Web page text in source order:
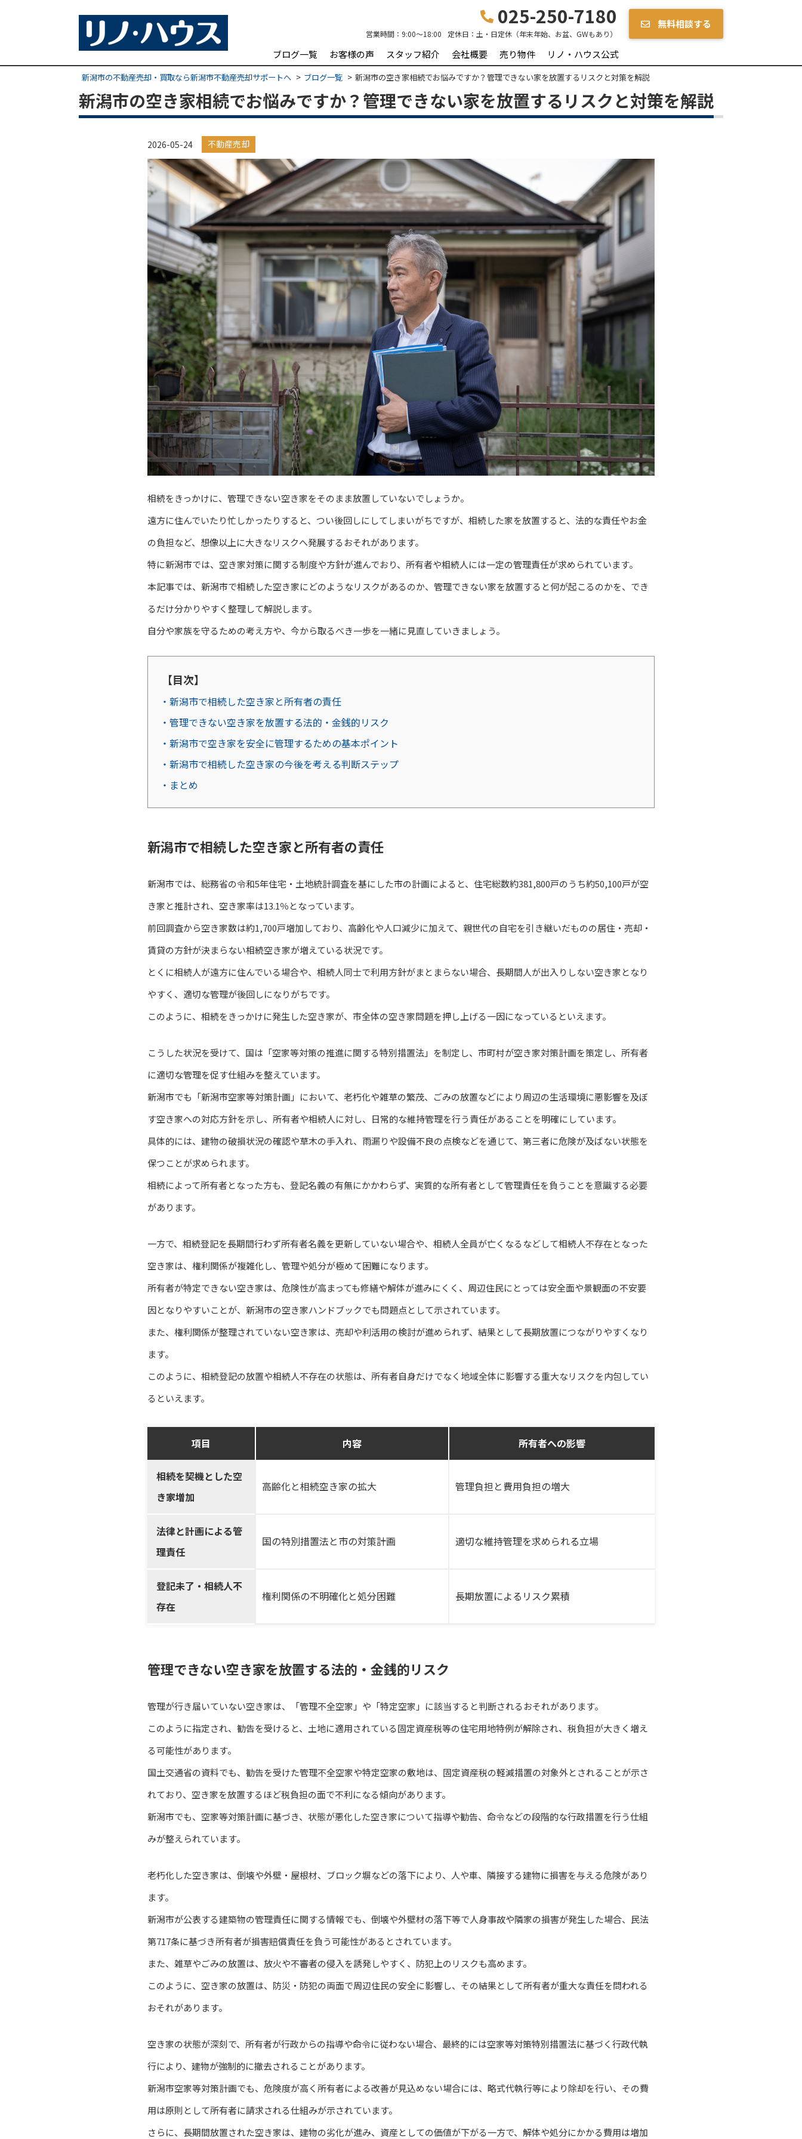
025-250-7180
営業時間： 9:00～18:00 定休日： 土・日定休（年末年始、お盆、GWもあり）
無料相談する
ブログ一覧 お客様の声 スタッフ紹介 会社概要 売り物件 リノ・ハウス公式
新潟市の不動産売却・買取なら新潟市不動産売却サポートへ ブログ一覧 新潟市の空き家相続でお悩みですか？管理できない家を放置するリスクと対策を解説
新潟市の空き家相続でお悩みですか？管理できない家を放置するリスクと対策を解説
2026-05-24 不動産売却
相続をきっかけに、管理できない空き家をそのまま放置していないでしょうか。
遠方に住んでいたり忙しかったりすると、つい後回しにしてしまいがちですが、相続した家を放置すると、法的な責任やお金
の負担など、想像以上に大きなリスクへ発展するおそれがあります。
特に新潟市では、空き家対策に関する制度や方針が進んでおり、所有者や相続人には一定の管理責任が求められています。
本記事では、新潟市で相続した空き家にどのようなリスクがあるのか、管理できない家を放置すると何が起こるのかを、でき
るだけ分かりやすく整理して解説します。
自分や家族を守るための考え方や、今から取るべき一歩を一緒に見直していきましょう。
【目次】
・新潟市で相続した空き家と所有者の責任
・管理できない空き家を放置する法的・金銭的リスク
・新潟市で空き家を安全に管理するための基本ポイント
・新潟市で相続した空き家の今後を考える判断ステップ
・まとめ
新潟市で相続した空き家と所有者の責任
新潟市では、総務省の令和5年住宅・土地統計調査を基にした市の計画によると、住宅総数約381,800戸のうち約50,100戸が空
き家と推計され、空き家率は13.1％となっています。
前回調査から空き家数は約1,700戸増加しており、高齢化や人口減少に加えて、親世代の自宅を引き継いだものの居住・売却・
賃貸の方針が決まらない相続空き家が増えている状況です。
とくに相続人が遠方に住んでいる場合や、相続人同士で利用方針がまとまらない場合、長期間人が出入りしない空き家となり
やすく、適切な管理が後回しになりがちです。
このように、相続をきっかけに発生した空き家が、市全体の空き家問題を押し上げる一因になっているといえます。
こうした状況を受けて、国は「空家等対策の推進に関する特別措置法」を制定し、市町村が空き家対策計画を策定し、所有者
に適切な管理を促す仕組みを整えています。
新潟市でも「新潟市空家等対策計画」において、老朽化や雑草の繁茂、ごみの放置などにより周辺の生活環境に悪影響を及ぼ
す空き家への対応方針を示し、所有者や相続人に対し、日常的な維持管理を行う責任があることを明確にしています。
具体的には、建物の破損状況の確認や草木の手入れ、雨漏りや設備不良の点検などを通じて、第三者に危険が及ばない状態を
保つことが求められます。
相続によって所有者となった方も、登記名義の有無にかかわらず、実質的な所有者として管理責任を負うことを意識する必要
があります。
一方で、相続登記を長期間行わず所有者名義を更新していない場合や、相続人全員が亡くなるなどして相続人不存在となった
空き家は、権利関係が複雑化し、管理や処分が極めて困難になります。
所有者が特定できない空き家は、危険性が高まっても修繕や解体が進みにくく、周辺住民にとっては安全面や景観面の不安要
因となりやすいことが、新潟市の空き家ハンドブックでも問題点として示されています。
また、権利関係が整理されていない空き家は、売却や利活用の検討が進められず、結果として長期放置につながりやすくなり
ます。
このように、相続登記の放置や相続人不存在の状態は、所有者自身だけでなく地域全体に影響する重大なリスクを内包してい
るといえます。
項目 内容 所有者への影響
相続を契機とした空
き家増加
高齢化と相続空き家の拡大 管理負担と費用負担の増大
法律と計画による管
理責任
国の特別措置法と市の対策計画 適切な維持管理を求められる立場
登記未了・相続人不
存在
権利関係の不明確化と処分困難 長期放置によるリスク累積
管理できない空き家を放置する法的・金銭的リスク
管理が行き届いていない空き家は、「管理不全空家」や「特定空家」に該当すると判断されるおそれがあります。
このように指定され、勧告を受けると、土地に適用されている固定資産税等の住宅用地特例が解除され、税負担が大きく増え
る可能性があります。
国土交通省の資料でも、勧告を受けた管理不全空家や特定空家の敷地は、固定資産税の軽減措置の対象外とされることが示さ
れており、空き家を放置するほど税負担の面で不利になる傾向があります。
新潟市でも、空家等対策計画に基づき、状態が悪化した空き家について指導や勧告、命令などの段階的な行政措置を行う仕組
みが整えられています。
老朽化した空き家は、倒壊や外壁・屋根材、ブロック塀などの落下により、人や車、隣接する建物に損害を与える危険があり
ます。
新潟市が公表する建築物の管理責任に関する情報でも、倒壊や外壁材の落下等で人身事故や隣家の損害が発生した場合、民法
第717条に基づき所有者が損害賠償責任を負う可能性があるとされています。
また、雑草やごみの放置は、放火や不審者の侵入を誘発しやすく、防犯上のリスクも高めます。
このように、空き家の放置は、防災・防犯の両面で周辺住民の安全に影響し、その結果として所有者が重大な責任を問われる
おそれがあります。
空き家の状態が深刻で、所有者が行政からの指導や命令に従わない場合、最終的には空家等対策特別措置法に基づく行政代執
行により、建物が強制的に撤去されることがあります。
新潟市空家等対策計画でも、危険度が高く所有者による改善が見込めない場合には、略式代執行等により除却を行い、その費
用は原則として所有者に請求される仕組みが示されています。
さらに、長期間放置された空き家は、建物の劣化が進み、資産としての価値が下がる一方で、解体や処分にかかる費用は増加